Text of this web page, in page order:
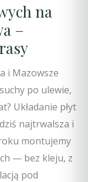
na
–
i Mazowsze
po ulewie,
Układanie płyt
najtrwalsza i
montujemy
— bez kleju, z
pod